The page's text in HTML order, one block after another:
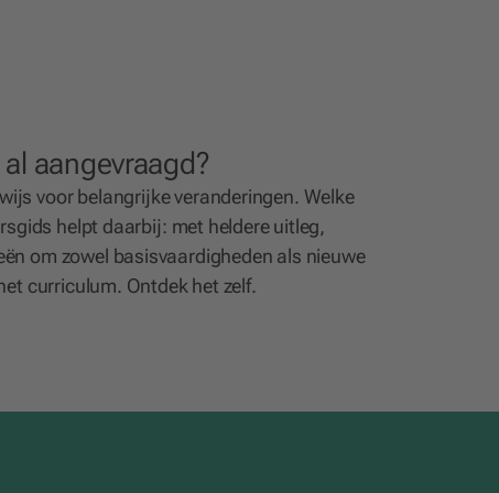
aangevraagd?
voor belangrijke veranderingen. Welke
helpt daarbij: met heldere uitleg,
om zowel basisvaardigheden als nieuwe
curriculum. Ontdek het zelf.